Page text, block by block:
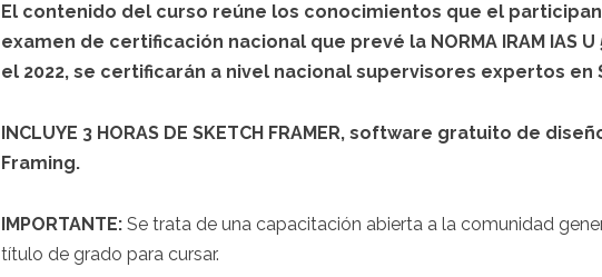
El contenido del curso reúne los conocimientos que el
examen de certificación nacional que prevé la NORMA IRAM IAS
el 2022, se certificarán a nivel nacional supervisores expertos en
INCLUYE 3 HORAS DE SKETCH FRAMER, software gratuito de
Framing.
IMPORTANTE:Se trata de una capacitación abierta a la comunidad
título de grado para cursar.